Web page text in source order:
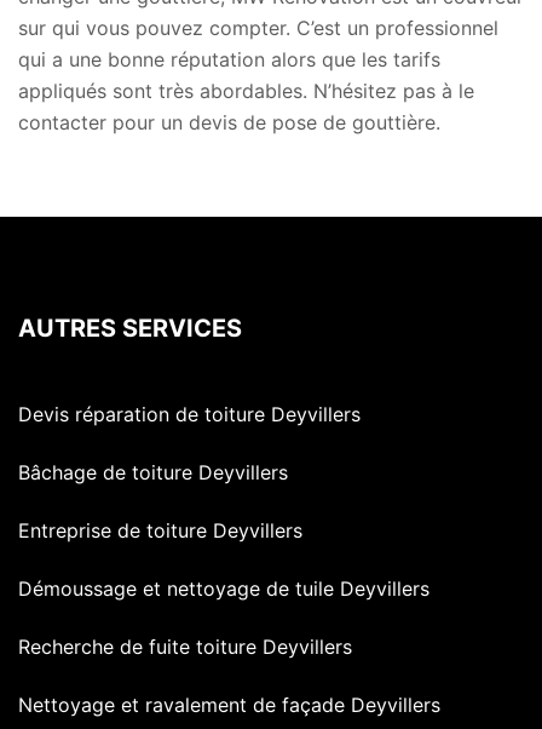
sur qui vous pouvez compter. C’est un professionnel
qui a une bonne réputation alors que les tarifs
appliqués sont très abordables. N’hésitez pas à le
contacter pour un devis de pose de gouttière.
AUTRES SERVICES
Devis réparation de toiture Deyvillers
Bâchage de toiture Deyvillers
Entreprise de toiture Deyvillers
Démoussage et nettoyage de tuile Deyvillers
Recherche de fuite toiture Deyvillers
Nettoyage et ravalement de façade Deyvillers